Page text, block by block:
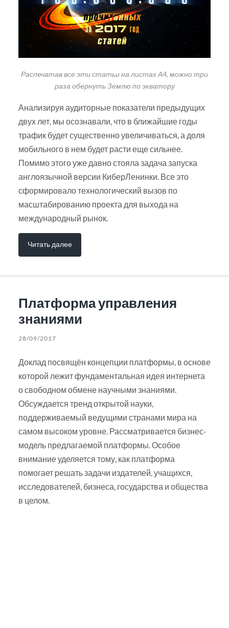
Распечатав все эти статьи на листах А4, можно три
раза обернуть Землю по экватору
Анализируя аудиторные показатели предыдущих
двух лет, мы осознавали, что в ближайшие годы
трафик будет существенно увеличиваться, а доля
мобильного в нем будет расти еще сильнее.
Помимо этого уже давно стояла задача запуска
англоязычной версии КиберЛенинки. Все это
сформировало технологический вызов по
масштабированию проекта для выхода на
международный рынок.
Читать далее
Платформа управления
знаниями
28/09/2017
Доклад посвящён концепции платформы, в основе
которой лежит фундаментальная идея интернета
о свободном обмене научными знаниями.
Обсуждается тренд открытой науки,
поддерживаемый ведущими странами мира на
самом высоком уровне. Рассматривается бизнес-
модель предлагаемой платформы. Особое
внимание уделяется тому, как платформа
помогает решать задачи издателей, учащихся,
исследователей, бизнеса, государства и общества
в целом.